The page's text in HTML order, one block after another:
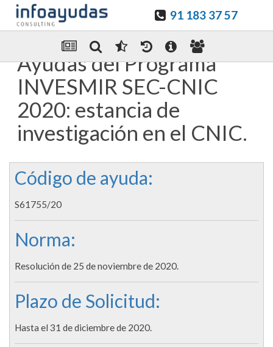
91 183 37 57
Enviar Por email
Ayudas del Programa
INVESMIR SEC-CNIC
2020: estancia de
investigación en el CNIC.
Código de ayuda:
S61755/20
Norma:
Resolución de 25 de noviembre de 2020.
Plazo de Solicitud:
Hasta el 31 de diciembre de 2020.